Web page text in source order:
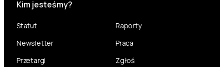
Kim jesteśmy?
Statut
Raporty
Newsletter
Praca
Przetargi
Zgłoś